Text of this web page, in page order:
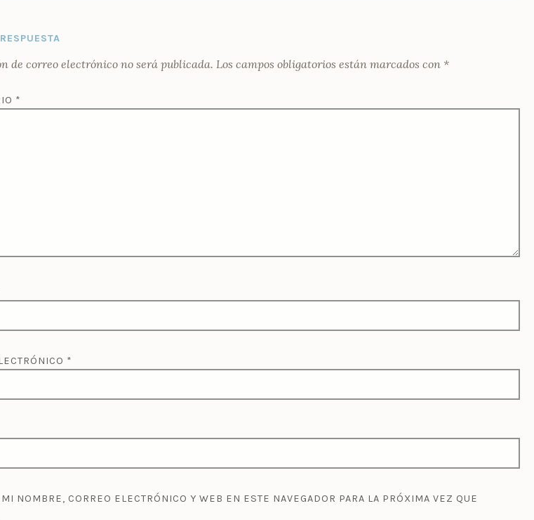
de correo electrónico no será publicada. Los campos obligatorios están marcados con *
*
*
MI NOMBRE, CORREO ELECTRÓNICO Y WEB EN ESTE NAVEGADOR PARA LA PRÓXIMA VEZ QUE